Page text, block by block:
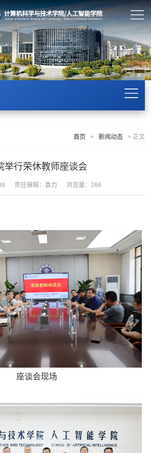
首页 > 新闻动态 >正文
举行荣休教师座谈会
责任编辑：袁力 浏览量： 266
座谈会现场